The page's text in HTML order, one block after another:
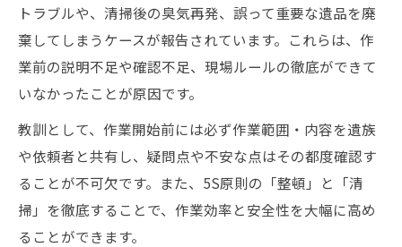
トラブルや、清掃後の臭気再発、誤って重要な遺品を廃
棄してしまうケースが報告されています。これらは、作
業前の説明不足や確認不足、現場ルールの徹底ができて
いなかったことが原因です。
教訓として、作業開始前には必ず作業範囲・内容を遺族
や依頼者と共有し、疑問点や不安な点はその都度確認す
ることが不可欠です。また、5S原則の「整頓」と「清
掃」を徹底することで、作業効率と安全性を大幅に高め
ることができます。